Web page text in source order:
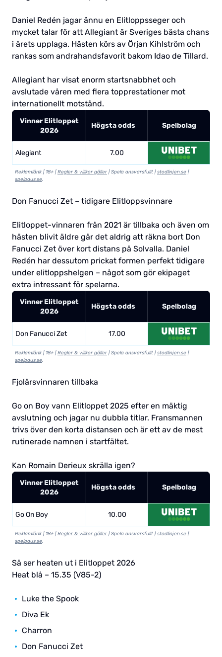
Daniel Redén jagar ännu en Elitloppsseger och
mycket talar för att Allegiant är Sveriges bästa chans
i årets upplaga. Hästen körs av Örjan Kihlström och
rankas som andrahandsfavorit bakom Idao de Tillard.
Allegiant har visat enorm startsnabbhet och
avslutade våren med flera topprestationer mot
internationellt motstånd.
Vinner Elitloppet
2026
Högsta odds Spelbolag
Alegiant 7.00
Reklamlänk | 18+ |Regler & villkor gäller | Spela ansvarsfullt |stodlinjen.se |
spelpaus.se.
Don Fanucci Zet – tidigare Elitloppsvinnare
Elitloppet-vinnaren från 2021 är tillbaka och även om
hästen blivit äldre går det aldrig att räkna bort Don
Fanucci Zet över kort distans på Solvalla. Daniel
Redén har dessutom prickat formen perfekt tidigare
under elitloppshelgen – något som gör ekipaget
extra intressant för spelarna.
Vinner Elitloppet
2026
Högsta odds Spelbolag
Don Fanucci Zet 17.00
Reklamlänk | 18+ |Regler & villkor gäller | Spela ansvarsfullt |stodlinjen.se |
spelpaus.se.
Fjolårsvinnaren tillbaka
Go on Boy vann Elitloppet 2025 efter en mäktig
avslutning och jagar nu dubbla titlar. Fransmannen
trivs över den korta distansen och är ett av de mest
rutinerade namnen i startfältet.
Kan Romain Derieux skrälla igen?
Vinner Elitloppet
2026
Högsta odds Spelbolag
Go On Boy 10.00
Reklamlänk | 18+ |Regler & villkor gäller | Spela ansvarsfullt |stodlinjen.se |
spelpaus.se.
Så ser heaten ut i Elitloppet 2026
Heat blå – 15.35 (V85-2)
Luke the Spook
Diva Ek
Charron
Don Fanucci Zet